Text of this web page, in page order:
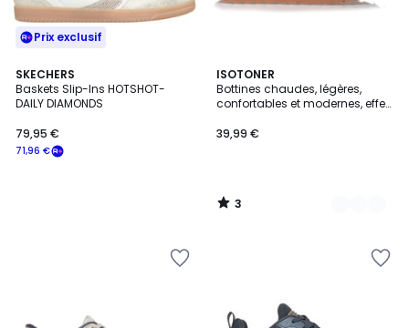
Prix exclusif
SKECHERS
Baskets Slip-Ins HOTSHOT-
DAILY DIAMONDS
71,96 €
79,95 €
ISOTONER
Bottines chaudes, légères,
confortables et modernes, effet
39,99 €
3
/
5
2
Couleurs
3
/